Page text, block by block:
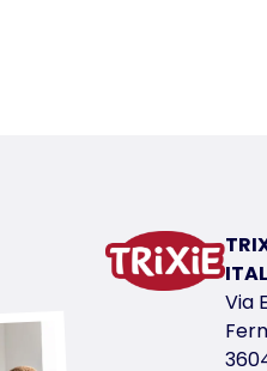
numero unico del
Via